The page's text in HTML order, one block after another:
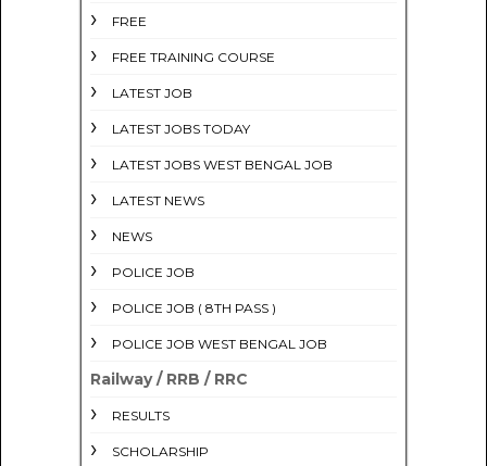
FREE
FREE TRAINING COURSE
LATEST JOB
LATEST JOBS TODAY
LATEST JOBS WEST BENGAL JOB
LATEST NEWS
NEWS
POLICE JOB
POLICE JOB ( 8TH PASS )
POLICE JOB WEST BENGAL JOB
Railway / RRB / RRC
RESULTS
SCHOLARSHIP